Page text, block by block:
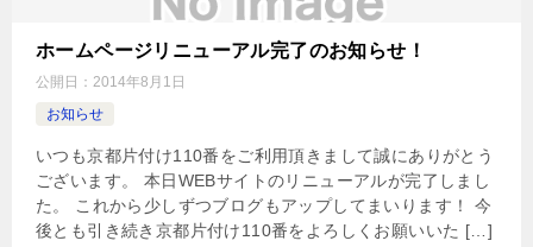
ホームページリニューアル完了のお知らせ！
公開日： 2014年8月1日
お知らせ
いつも京都片付け110番をご利用頂きまして誠にありがとう
ございます。 本日WEBサイトのリニューアルが完了しまし
た。 これから少しずつブログもアップしてまいります！ 今
後とも引き続き京都片付け110番をよろしくお願いいた […]